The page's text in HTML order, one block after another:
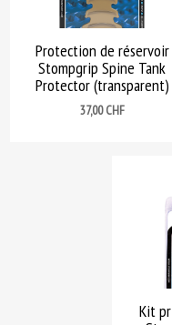
Protection de réservoir
Stompgrip Spine Tank
Protector (transparent)
Prix
37,00 CHF
Kit